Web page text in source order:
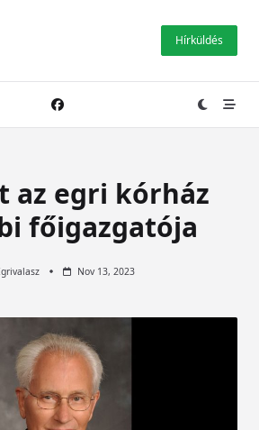
Hírküldés
az egri kórház
főigazgatója
Nov 13, 2023